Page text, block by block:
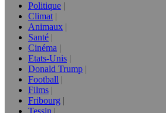
Politique
Climat
Animaux
Santé
Cinéma
Etats-Unis
Donald Trump
Football
Films
Fribourg
Tessin